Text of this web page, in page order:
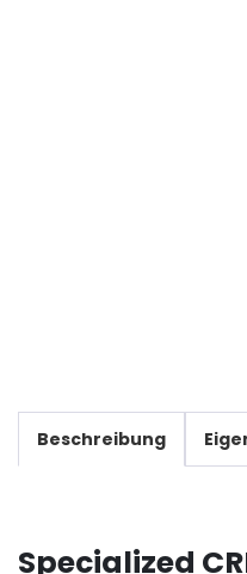
Beschreibung
Specialized